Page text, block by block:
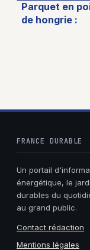
Parquet en
de hongrie :
FRANCE DURABLE
Un portail
énergétique, le
durables du
au grand public.
Contact rédaction
Mentions légales